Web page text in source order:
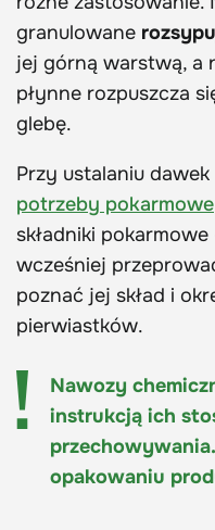
granulowane
jej górną warstwą, a
płynne rozpuszcza
glebę.
Przy ustalaniu
potrzeby pokarmowe
składniki
wcześniej
poznać jej skład i
pierwiastków.
Nawozy
instrukcją ich
opakowaniu